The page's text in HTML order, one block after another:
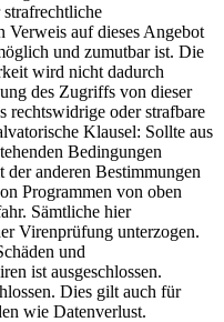
auf dieses Angebot
und zumutbar ist. Die
wird nicht dadurch
des Zugriffs von dieser
rechtswidrige oder strafbare
Klausel: Sollte aus
Bedingungen
anderen Bestimmungen
Programmen von oben
Sämtliche hier
Virenprüfung unterzogen.
und
ist ausgeschlossen.
Dies gilt auch für
wie Datenverlust.